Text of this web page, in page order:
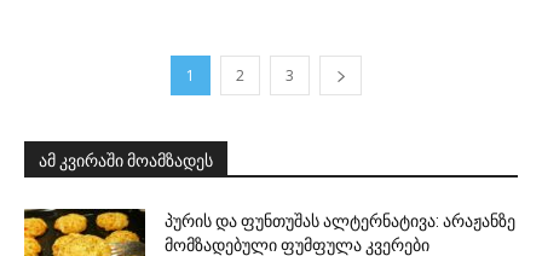
1 2 3
ამ კვირაში მოამზადეს
პურის და ფუნთუშას ალტერნატივა: არაჟანზე
მომზადებული ფუმფულა კვერები